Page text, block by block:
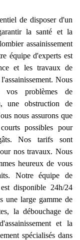
de disposer d'un
la santé et la
assainissement
équipe d'experts est
et les travaux de
Nous
vos problèmes de
une obstruction de
nous assurons que
possibles pour
Nos tarifs sont
nos travaux. Nous
heureux de vous
Notre équipe de
disponible 24h/24
une large gamme de
la débouchage de
et la
spécialisés dans